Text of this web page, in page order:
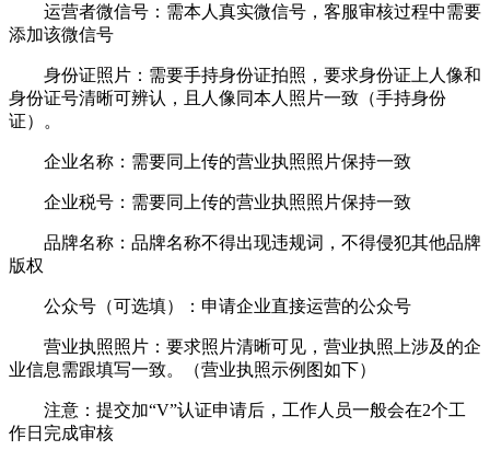
运营者微信号：需本人真实微信号，客服审核过程中需要
添加该微信号
身份证照片：需要手持身份证拍照，要求身份证上人像和
身份证号清晰可辨认，且人像同本人照片一致（手持身份
证）。
企业名称：需要同上传的营业执照照片保持一致
企业税号：需要同上传的营业执照照片保持一致
品牌名称：品牌名称不得出现违规词，不得侵犯其他品牌
版权
公众号（可选填）：申请企业直接运营的公众号
营业执照照片：要求照片清晰可见，营业执照上涉及的企
业信息需跟填写一致。（营业执照示例图如下）
注意：提交加“V”认证申请后，工作人员一般会在2个工
作日完成审核